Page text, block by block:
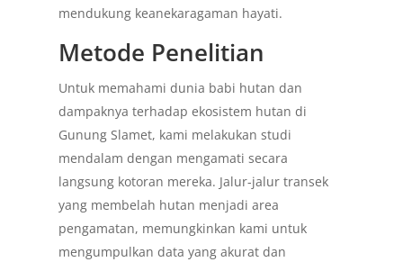
mendukung keanekaragaman hayati.
Metode Penelitian
Untuk memahami dunia babi hutan dan
dampaknya terhadap ekosistem hutan di
Gunung Slamet, kami melakukan studi
mendalam dengan mengamati secara
langsung kotoran mereka. Jalur-jalur transek
yang membelah hutan menjadi area
pengamatan, memungkinkan kami untuk
mengumpulkan data yang akurat dan